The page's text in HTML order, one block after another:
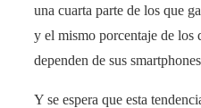
una cuarta parte de los que
y el mismo porcentaje de los
dependen de sus
Y se espera que esta